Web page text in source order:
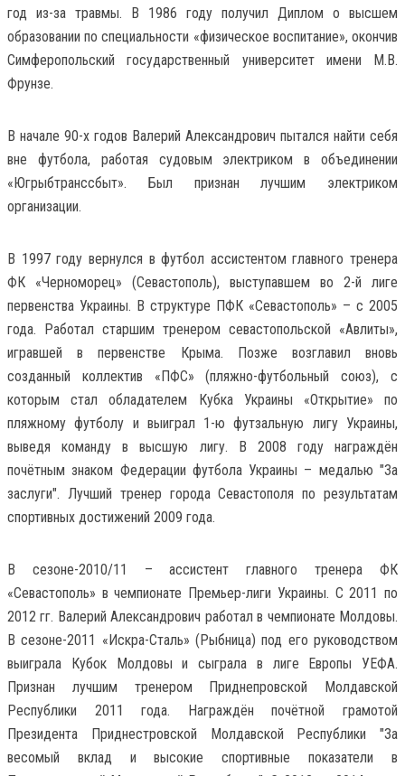
год из-за травмы. В 1986 году получил Диплом о высшем
образовании по специальности «физическое воспитание», окончив
Симферопольский государственный университет имени М.В.
Фрунзе.
В начале 90-х годов Валерий Александрович пытался найти себя
вне футбола, работая судовым электриком в объединении
«Югрыбтранссбыт». Был признан лучшим электриком
организации.
В 1997 году вернулся в футбол ассистентом главного тренера
ФК «Черноморец» (Севастополь), выступавшем во 2-й лиге
первенства Украины. В структуре ПФК «Севастополь» – с 2005
года. Работал старшим тренером севастопольской «Авлиты»,
игравшей в первенстве Крыма. Позже возглавил вновь
созданный коллектив «ПФС» (пляжно-футбольный союз), с
которым стал обладателем Кубка Украины «Открытие» по
пляжному футболу и выиграл 1-ю футзальную лигу Украины,
выведя команду в высшую лигу. В 2008 году награждён
почётным знаком Федерации футбола Украины – медалью "За
заслуги". Лучший тренер города Севастополя по результатам
спортивных достижений 2009 года.
В сезоне-2010/11 – ассистент главного тренера ФК
«Севастополь» в чемпионате Премьер-лиги Украины. С 2011 по
2012 гг. Валерий Александрович работал в чемпионате Молдовы.
В сезоне-2011 «Искра-Сталь» (Рыбница) под его руководством
выиграла Кубок Молдовы и сыграла в лиге Европы УЕФА.
Признан лучшим тренером Приднепровской Молдавской
Республики 2011 года. Награждён почётной грамотой
Президента Приднестровской Молдавской Республики "За
весомый вклад и высокие спортивные показатели в